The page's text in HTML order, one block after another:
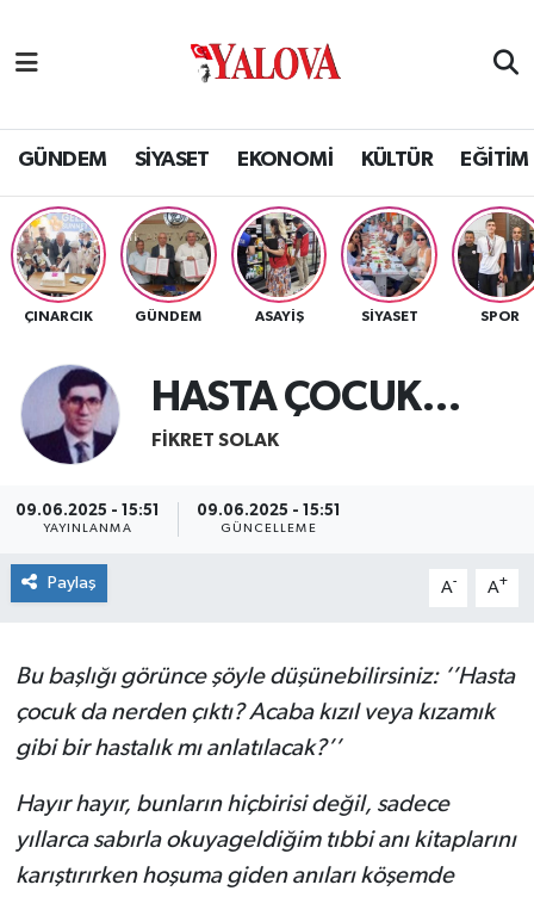
GÜNDEM SİYASET EKONOMİ KÜLTÜR EĞİTİM
ÇINARCIK GÜNDEM ASAYİŞ SİYASET SPOR
HASTA ÇOCUK…
FIKRET SOLAK
09.06.2025 - 15:51
YAYINLANMA
09.06.2025 - 15:51
GÜNCELLEME
Paylaş A- A+
Bu başlığı görünce şöyle düşünebilirsiniz: ‘’Hasta
çocuk da nerden çıktı? Acaba kızıl veya kızamık
gibi bir hastalık mı anlatılacak?’’
Hayır hayır, bunların hiçbirisi değil, sadece
yıllarca sabırla okuyageldiğim tıbbi anı kitaplarını
karıştırırken hoşuma giden anıları köşemde
SİYASET
EKONOMİ
KÜLTÜR
BİLİM VE TEKNOLOJİ
ASAYİŞ
SAĞLIK
SPOR
İLÇELERİMİZ
RESMİ İLAN
Yalova Nöbetçi Eczaneler
Yalova Hava Durumu
Yalova Namaz Vakitleri
Yalova Trafik Yoğunluk Haritası
Tüm Manşetler
Son Dakika Haberleri
Haber Arşivi